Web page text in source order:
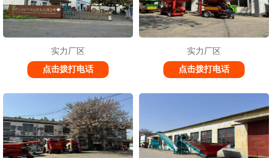
实力厂区
点击拨打电话
实力厂区
点击拨打电话